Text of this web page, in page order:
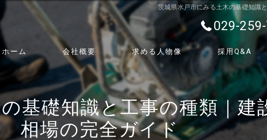
茨城県水戸市にみる土木の基礎知識
029-
ホーム 会社概要
代表挨拶
ビジョン
事業案内
求める人物像 採用Q&A
基礎知識と工事の種類｜建
相場の完全ガイド